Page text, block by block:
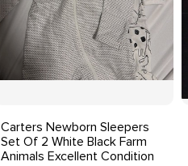
Carters Newborn Sleepers
Set Of 2 White Black Farm
Animals Excellent Condition